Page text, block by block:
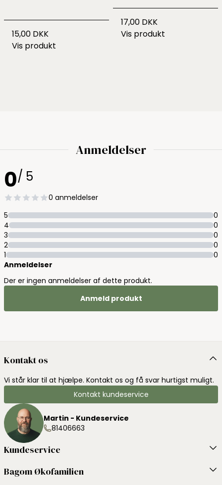
15,00 DKK
Vis produkt
17,00 DKK
Vis produkt
Anmeldelser
0/ 5
0 anmeldelser
5
0
4
0
3
0
2
0
1
0
Anmeldelser
Der er ingen anmeldelser af dette produkt.
Anmeld produkt
Kontakt os
Vi står klar til at hjælpe. Kontakt os og få svar hurtigst muligt.
Kontakt kundeservice
Martin - Kundeservice
81406663
Kundeservice
Bagom Økofamilien